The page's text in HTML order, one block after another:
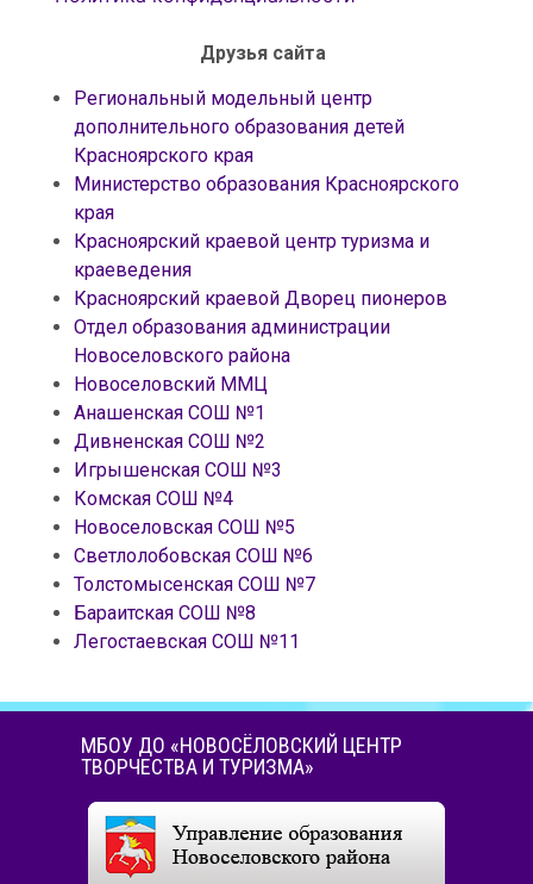
Друзья сайта
Региональный модельный центр
дополнительного образования детей
Красноярского края
Министерство образования Красноярского
края
Красноярский краевой центр туризма и
краеведения
Красноярский краевой Дворец пионеров
Отдел образования администрации
Новоселовского района
Новоселовский ММЦ
Анашенская СОШ №1
Дивненская СОШ №2
Игрышенская СОШ №3
Комская СОШ №4
Новоселовская СОШ №5
Светлолобовская СОШ №6
Толстомысенская СОШ №7
Бараитская СОШ №8
Легостаевская СОШ №11
МБОУ ДО «НОВОСЁЛОВСКИЙ ЦЕНТР
ТВОРЧЕСТВА И ТУРИЗМА»